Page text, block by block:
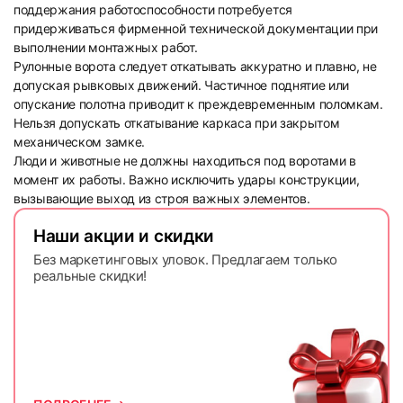
Наши акции и скидки
Без маркетинговых уловок. Предлагаем только
реальные скидки!
поддержания работоспособности потребуется
придерживаться фирменной технической документации при
выполнении монтажных работ.
Рулонные ворота следует откатывать аккуратно и плавно, не
допуская рывковых движений. Частичное поднятие или
опускание полотна приводит к преждевременным поломкам.
Нельзя допускать откатывание каркаса при закрытом
механическом замке.
Люди и животные не должны находиться под воротами в
момент их работы. Важно исключить удары конструкции,
вызывающие выход из строя важных элементов.